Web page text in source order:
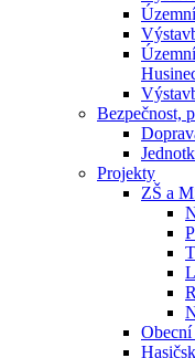
Bezpečnost,
Projekty
ZŠ a
Obecní